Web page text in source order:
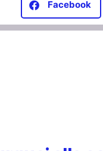
Facebook